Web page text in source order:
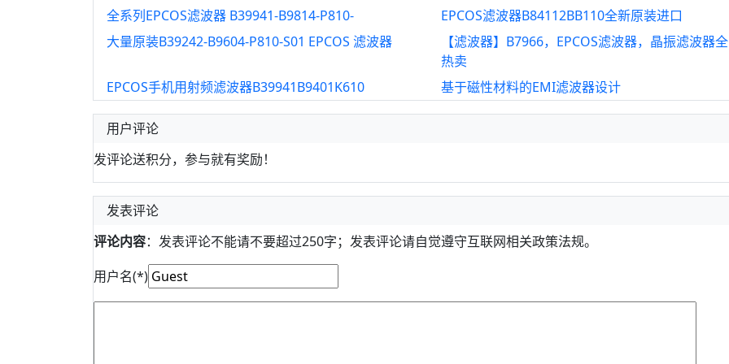
全系列EPCOS滤波器 B39941-B9814-P810-
EPCOS滤波器B84112BB110全新原装进口
大量原装B39242-B9604-P810-S01 EPCOS 滤波器
【滤波器】B7966，EPCOS滤波器，晶振滤波器
热卖
EPCOS手机用射频滤波器B39941B9401K610
基于磁性材料的EMI滤波器设计
用户评论
发评论送积分，参与就有奖励！
发表评论
评论内容：发表评论不能请不要超过250字；发表评论请自觉遵守互联网相关政策法规。
用户名(*)